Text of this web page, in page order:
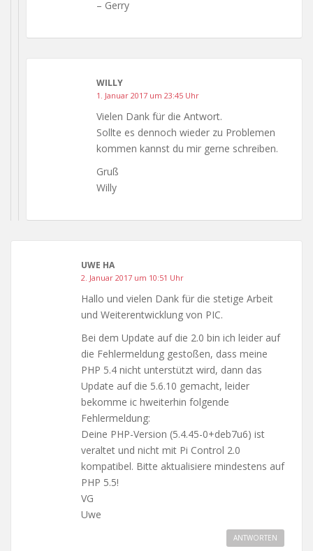
– Gerry
WILLY
1. Januar 2017 um 23:45 Uhr
Vielen Dank für die Antwort.
Sollte es dennoch wieder zu Problemen
kommen kannst du mir gerne schreiben.
Gruß
Willy
UWE HA
2. Januar 2017 um 10:51 Uhr
Hallo und vielen Dank für die stetige Arbeit
und Weiterentwicklung von PIC.
Bei dem Update auf die 2.0 bin ich leider auf
die Fehlermeldung gestoßen, dass meine
PHP 5.4 nicht unterstützt wird, dann das
Update auf die 5.6.10 gemacht, leider
bekomme ic hweiterhin folgende
Fehlermeldung:
Deine PHP-Version (5.4.45-0+deb7u6) ist
veraltet und nicht mit Pi Control 2.0
kompatibel. Bitte aktualisiere mindestens auf
PHP 5.5!
VG
Uwe
ANTWORTEN